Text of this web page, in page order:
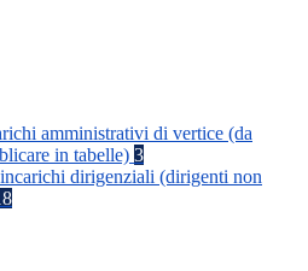
amministrativi di vertice (da
in tabelle) 3
dirigenziali (dirigenti non